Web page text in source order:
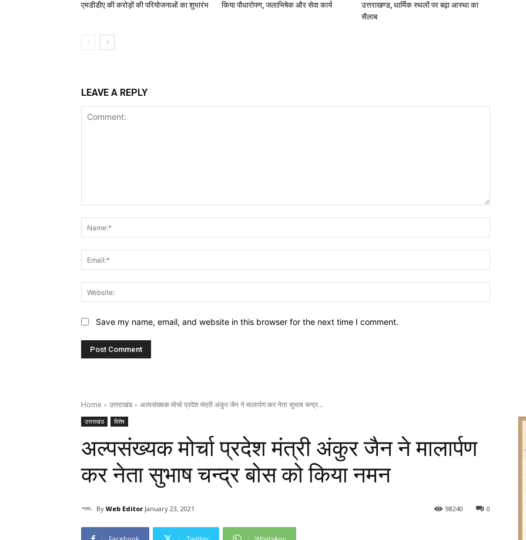
एमडीडीए की करोड़ों की परियोजनाओं का शुभारंभ
किया पौधारोपण, जलाभिषेक और सेवा कार्य
उत्तराखण्ड, धार्मिक स्थलों पर बढ़ा आस्था का
सैलाब
LEAVE A REPLY
Save my name, email, and website in this browser for the next time I comment.